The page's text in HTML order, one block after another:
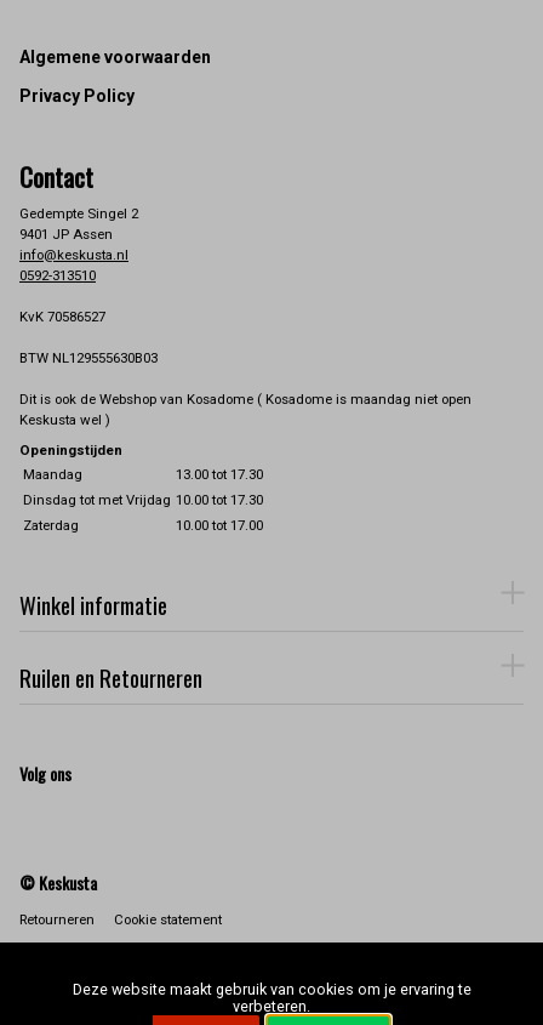
Footer
Algemene voorwaarden
Privacy Policy
Contact
Gedempte Singel 2
9401 JP Assen
info@keskusta.nl
0592-313510
KvK 70586527
BTW NL129555630B03
Dit is ook de Webshop van Kosadome ( Kosadome is maandag niet open
Keskusta wel )
Openingstijden
Maandag
13.00 tot 17.30
Dinsdag tot met Vrijdag 10.00 tot 17.30
Zaterdag
10.00 tot 17.00
Winkel informatie
Ruilen en Retourneren
Volg ons
© Keskusta
Retourneren Cookie statement
Deze website maakt gebruik van cookies om je ervaring te
verbeteren.